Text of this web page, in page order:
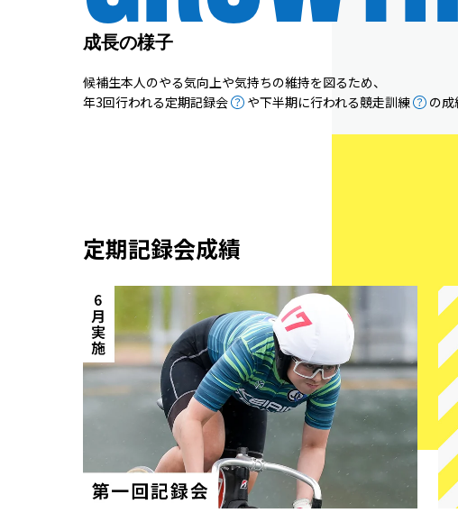
成長の様子
候補生本人のやる気向上や気持ちの維持を図るため、
年3回行われる定期記録会
や下半期に行われる競走訓練 の成
定期記録会成績